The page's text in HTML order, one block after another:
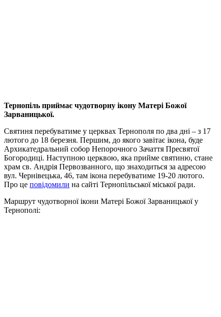
Тернопіль приймає чудотворну ікону Матері Божої
Зарваницької.
Святиня перебуватиме у церквах Тернополя по два дні – з 17
лютого до 18 березня. Першим, до якого завітає ікона, буде
Архикатедральний собор Непорочного Зачаття Пресвятої
Богородиці. Наступною церквою, яка прийме святиню, стане
храм св. Андрія Первозванного, що знаходиться за адресою
вул. Чернівецька, 46, там ікона перебуватиме 19-20 лютого.
Про це повідомили на сайті Тернопільської міської ради.
Маршрут чудотворної ікони Матері Божої Зарваницької у
Тернополі: